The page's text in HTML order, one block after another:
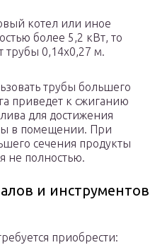
котел или иное
более 5,2 кВт, то
трубы 0,14х0,27 м.
трубы большего
приведет к сжиганию
для достижения
в помещении. При
сечения продукты
не полностью.
и инструментов
приобрести: